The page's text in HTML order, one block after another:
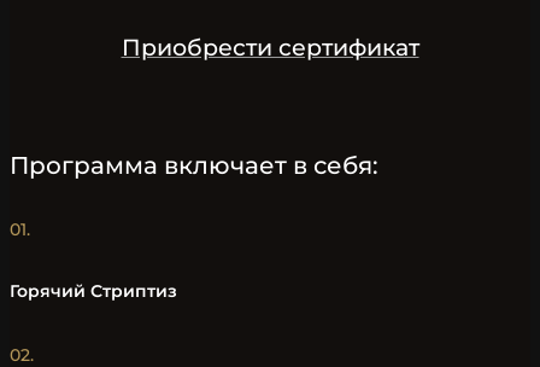
Приобрести сертификат
Программа включает в себя:
01.
Горячий Стриптиз
02.